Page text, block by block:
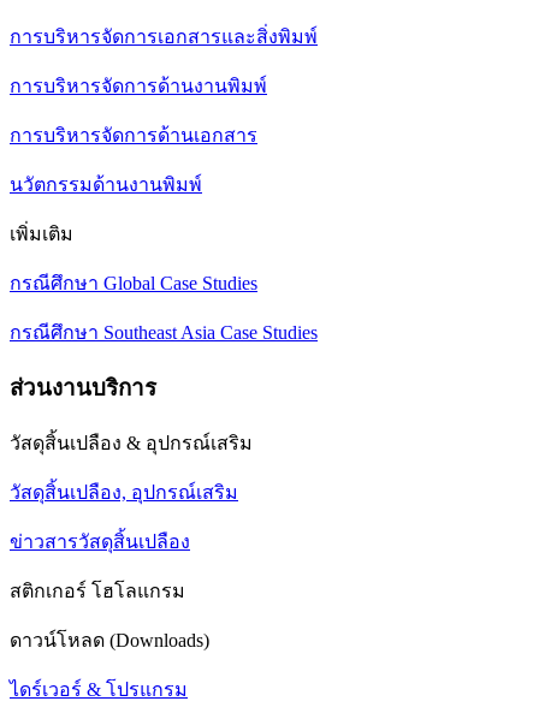
การบริหารจัดการเอกสารและสิ่งพิมพ์
การบริหารจัดการด้านงานพิมพ์
การบริหารจัดการด้านเอกสาร
นวัตกรรมด้านงานพิมพ์
เพิ่มเติม
กรณีศึกษา Global Case Studies
กรณีศึกษา Southeast Asia Case Studies
ส่วนงานบริการ
วัสดุสิ้นเปลือง & อุปกรณ์เสริม
วัสดุสิ้นเปลือง, อุปกรณ์เสริม
ข่าวสารวัสดุสิ้นเปลือง
สติกเกอร์ โฮโลแกรม
ดาวน์โหลด (Downloads)
ไดร์เวอร์ & โปรแกรม